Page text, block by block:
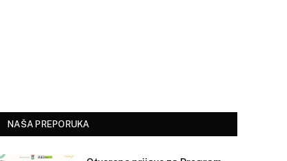
NAŠA PREPORUKA